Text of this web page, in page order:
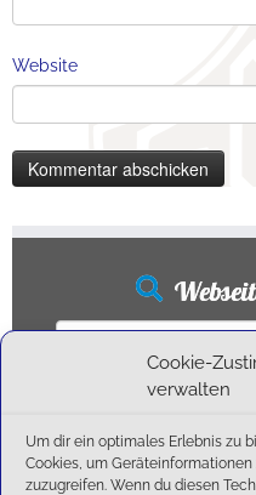
Cookie-
verwalten
Um dir ein optimales Erlebnis zu
Cookies, um
zuzugreifen. Wenn du diesen
Website
Suchen